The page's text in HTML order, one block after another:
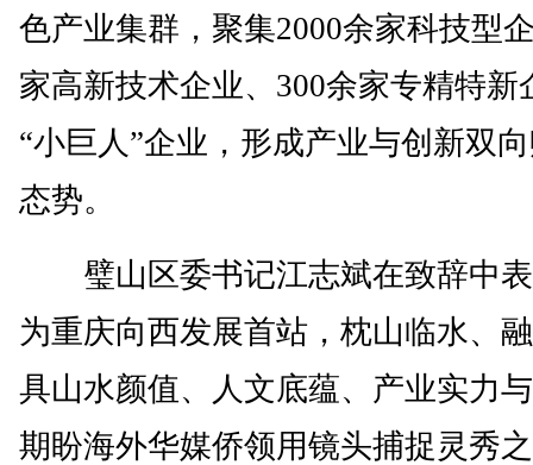
色产业集群，聚集2000余家科技型
家高新技术企业、300余家专精特新
“小巨人”企业，形成产业与创新双
态势。
璧山区委书记江志斌在致辞中表
为重庆向西发展首站，枕山临水、
具山水颜值、人文底蕴、产业实力
期盼海外华媒侨领用镜头捕捉灵秀